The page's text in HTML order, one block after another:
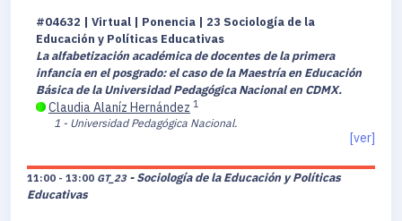
#04632 | Virtual | Ponencia | 23 Sociología de la
Educación y Políticas Educativas
La alfabetización académica de docentes de la primera
infancia en el posgrado: el caso de la Maestría en Educación
Básica de la Universidad Pedagógica Nacional en CDMX.
Claudia Alaníz Hernández 1
1 - Universidad Pedagógica Nacional.
[ver]
11:00 - 13:00 GT_23 - Sociología de la Educación y Políticas
Educativas